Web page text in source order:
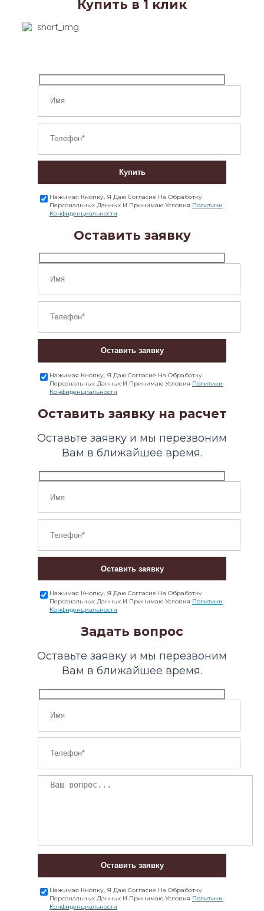
Купить в 1 клик
Купить
Нажимая Кнопку, Я Даю Согласие На Обработку
Персональных Данных И Принимаю Условия Политики
Конфиденциальности
Оставить заявку
Оставить заявку
Нажимая Кнопку, Я Даю Согласие На Обработку
Персональных Данных И Принимаю Условия Политики
Конфиденциальности
Оставить заявку на расчет
Оставьте заявку и мы перезвоним
Вам в ближайшее время.
Оставить заявку
Нажимая Кнопку, Я Даю Согласие На Обработку
Персональных Данных И Принимаю Условия Политики
Конфиденциальности
Задать вопрос
Оставьте заявку и мы перезвоним
Вам в ближайшее время.
Оставить заявку
Нажимая Кнопку, Я Даю Согласие На Обработку
Персональных Данных И Принимаю Условия Политики
Конфиденциальности